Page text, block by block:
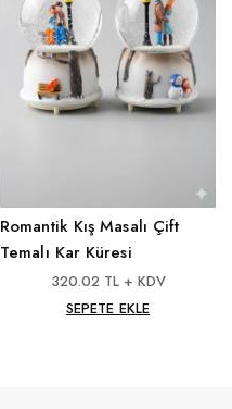
Romantik Kış Masalı Çift
Temalı Kar Küresi
320.02 TL + KDV
SEPETE EKLE